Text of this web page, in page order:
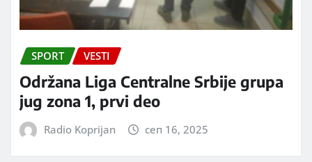
SPORT VESTI
Održana Liga Centralne Srbije grupa
jug zona 1, prvi deo
Radio Koprijan сеп 16, 2025